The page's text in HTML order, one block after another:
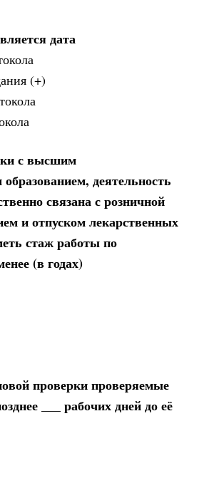
дата
(+)
с высшим
деятельность
связана с розничной
и отпуском лекарственных
стаж работы по
(в годах)
проверки проверяемые
___ рабочих дней до её